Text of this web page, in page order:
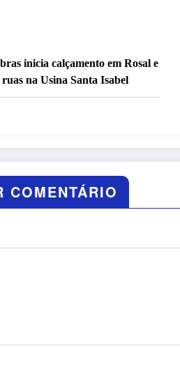
inicia calçamento em Rosal e
na Usina Santa Isabel
COMENTÁRIO